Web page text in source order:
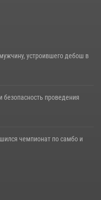
устроившего дебош в
проведения
чемпионат по самбо и